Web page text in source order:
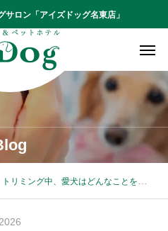
ロン「アイズドッグ名東店」
トリミング中、愛犬はどんなことをしているの？当日の流れをわかりやすく解説【名東店コラム】
2026